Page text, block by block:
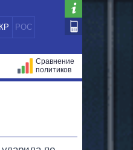
РОС
Сравнение
политиков